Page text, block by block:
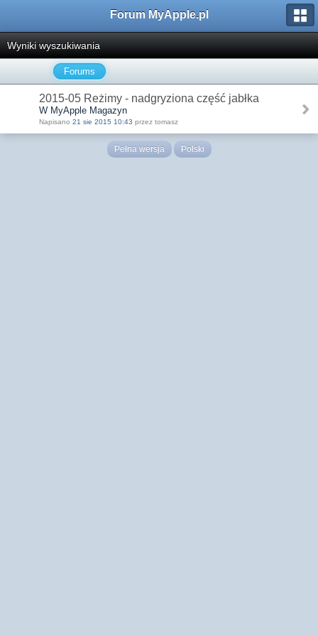
Forum MyApple.pl
Wyniki wyszukiwania
Forums
2015-05 Reżimy - nadgryziona część jabłka
W MyApple Magazyn
Napisano 21 sie 2015 10:43 przez tomasz
Pełna wersja Polski